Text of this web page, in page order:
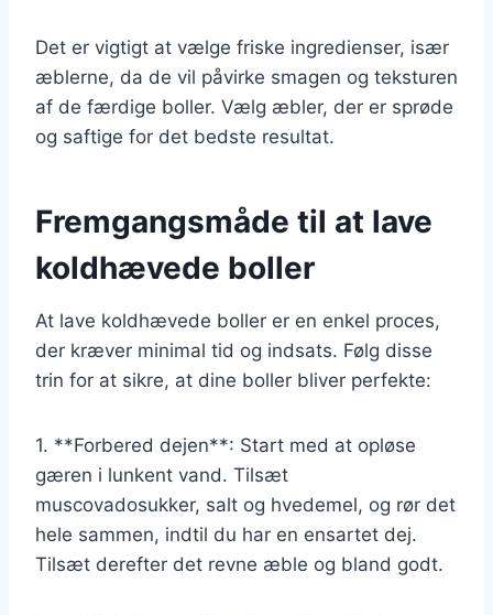
Det er vigtigt at vælge friske ingredienser, især
æblerne, da de vil påvirke smagen og teksturen
af de færdige boller. Vælg æbler, der er sprøde
og saftige for det bedste resultat.
Fremgangsmåde til at lave
koldhævede boller
At lave koldhævede boller er en enkel proces,
der kræver minimal tid og indsats. Følg disse
trin for at sikre, at dine boller bliver perfekte:
1. **Forbered dejen**: Start med at opløse
gæren i lunkent vand. Tilsæt
muscovadosukker, salt og hvedemel, og rør det
hele sammen, indtil du har en ensartet dej.
Tilsæt derefter det revne æble og bland godt.